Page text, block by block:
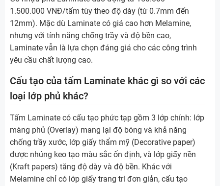
1.500.000 VNĐ/tấm tùy theo độ dày (từ 0.7mm đến
12mm). Mặc dù Laminate có giá cao hơn Melamine,
nhưng với tính năng chống trầy và độ bền cao,
Laminate vẫn là lựa chọn đáng giá cho các công trình
yêu cầu chất lượng cao.
Cấu tạo của tấm Laminate khác gì so với các
loại lớp phủ khác?
Tấm Laminate có cấu tạo phức tạp gồm 3 lớp chính: lớp
màng phủ (Overlay) mang lại độ bóng và khả năng
chống trầy xước, lớp giấy thẩm mỹ (Decorative paper)
được nhúng keo tạo màu sắc ổn định, và lớp giấy nền
(Kraft papers) tăng độ dày và độ bền. Khác với
Melamine chỉ có lớp giấy trang trí đơn giản, cấu tạo